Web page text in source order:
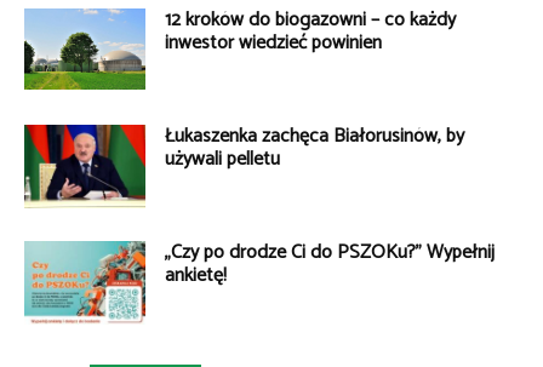
12 kroków do biogazowni – co każdy
inwestor wiedzieć powinien
Łukaszenka zachęca Białorusinów, by
używali pelletu
„Czy po drodze Ci do PSZOKu?” Wypełnij
ankietę!